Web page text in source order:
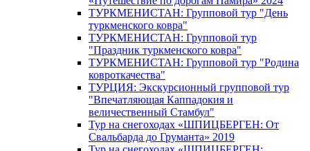
ТУРКМЕНИСТАН: Групповой тур "День
туркменского ковра"
ТУРКМЕНИСТАН: Групповой тур
"Праздник туркменского ковра"
ТУРКМЕНИСТАН: Групповой тур "Родина
ковроткачества"
ТУРЦИЯ: Экскурсионный групповой тур
"Впечатляющая Каппадокия и
величественный Стамбул"
Тур на снегоходах «ШПИЦБЕРГЕН: От
Свальбарда до Груманта» 2019